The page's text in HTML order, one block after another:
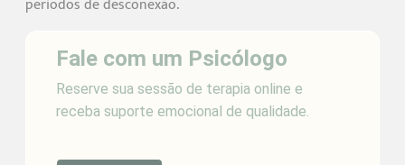
Fale com um Psicólogo
Reserve sua sessão de terapia online e
receba suporte emocional de qualidade.